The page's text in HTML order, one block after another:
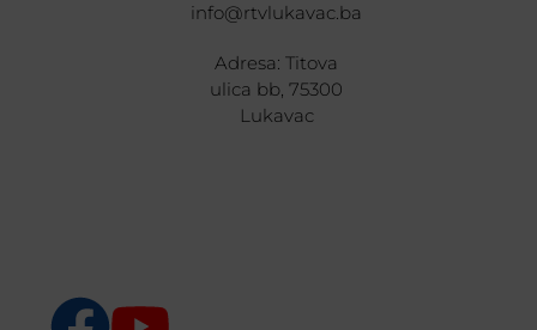
info@rtvlukavac.ba
Adresa: Titova
ulica bb, 75300
Lukavac